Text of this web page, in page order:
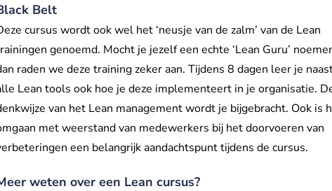
Belt
cursus wordt ook wel het ‘neusje van de zalm’ van de Lean
genoemd. Mocht je jezelf een echte ‘Lean Guru’
raden we deze training zeker aan. Tijdens 8 dagen leer je
Lean tools ook hoe je deze implementeert in je organisatie.
van het Lean management wordt je bijgebracht. Ook is
met weerstand van medewerkers bij het doorvoeren van
een belangrijk aandachtspunt tijdens de cursus.
weten over een Lean cursus?